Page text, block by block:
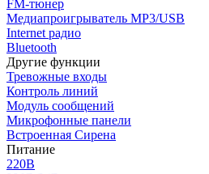
FM-тюнер
Медиапроигрыватель MP3/USB
Internet радио
Bluetooth
Другие функции
Тревожные входы
Контроль линий
Модуль сообщений
Микрофонные панели
Встроенная Сирена
Питание
220В